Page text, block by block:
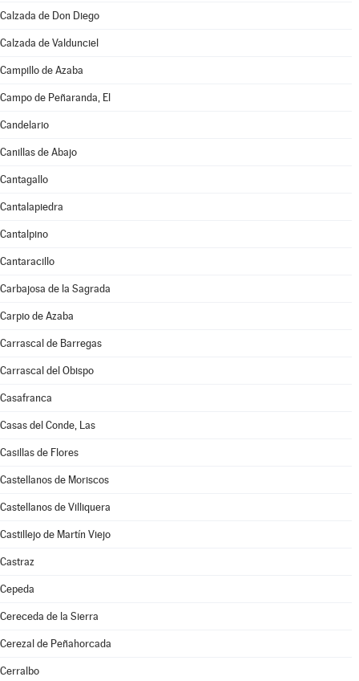
Calzada de Don Diego
Calzada de Valdunciel
Campillo de Azaba
Campo de Peñaranda, El
Candelario
Canillas de Abajo
Cantagallo
Cantalapiedra
Cantalpino
Cantaracillo
Carbajosa de la Sagrada
Carpio de Azaba
Carrascal de Barregas
Carrascal del Obispo
Casafranca
Casas del Conde, Las
Casillas de Flores
Castellanos de Moriscos
Castellanos de Villiquera
Castillejo de Martín Viejo
Castraz
Cepeda
Cereceda de la Sierra
Cerezal de Peñahorcada
Cerralbo